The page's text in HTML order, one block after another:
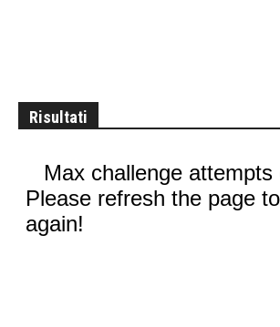
Risultati